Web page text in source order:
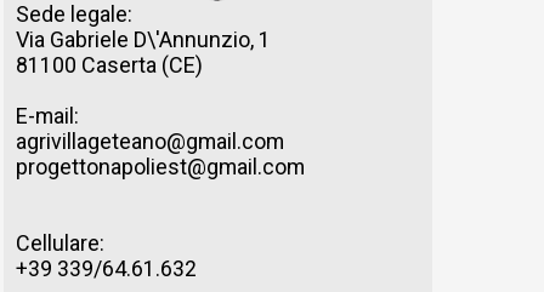
Sede legale:
Via Gabriele D\'Annunzio, 1
81100 Caserta (CE)
E-mail:
agrivillageteano@gmail.com
progettonapoliest@gmail.com
Cellulare:
+39 339/64.61.632